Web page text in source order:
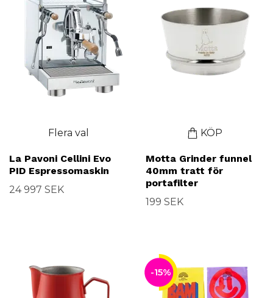
Flera val
La Pavoni Cellini Evo
PID Espressomaskin
24 997 SEK
KÖP
Motta Grinder funnel
40mm tratt för
portafilter
199 SEK
-15%